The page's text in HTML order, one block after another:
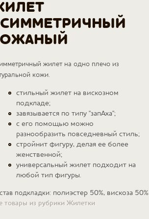
жилет на одно плечо из
кожи.
стильный жилет на вискозном
подкладе;
завязывается по типу "запАха";
с его помощью можно
разнообразить повседневный стиль;
стройнит фигуру, делая ее более
женственной;
универсальный жилет подходит на
любой тип фигуры.
подкладки: полиэстер 50%, вискоза 50%
товары из рубрики Жилетки